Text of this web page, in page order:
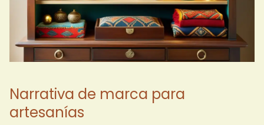
Narrativa de marca para
artesanías